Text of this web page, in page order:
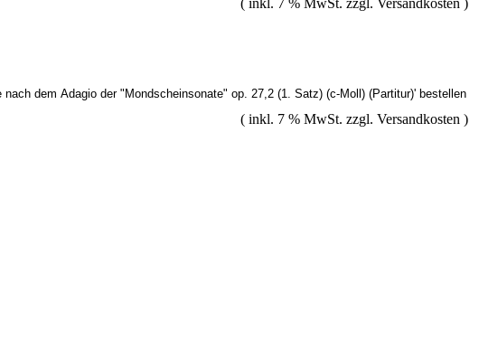
( inkl. 7 % MwSt. zzgl. Versandkosten )
( inkl. 7 % MwSt. zzgl. Versandkosten )